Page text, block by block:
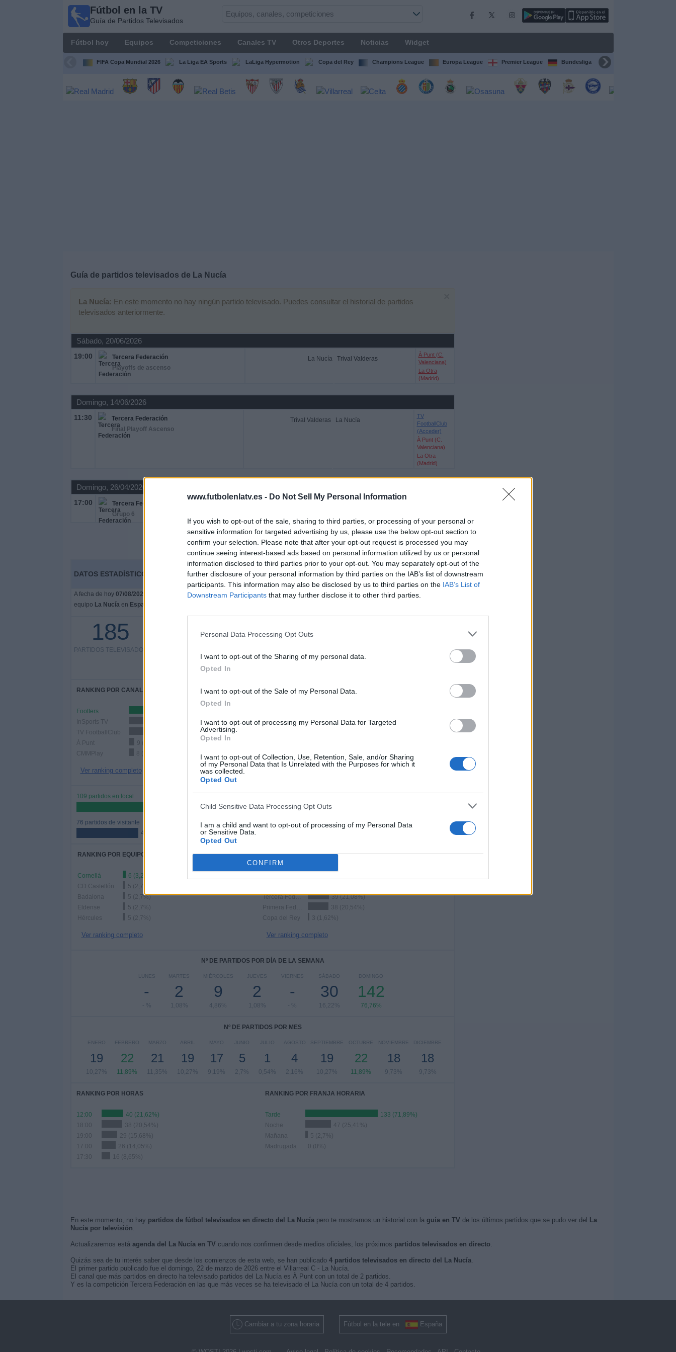
www.futbolenlatv.es - Do Not Sell My Personal Information
If you wish to opt-out of the sale, sharing to third parties, or processing of your personal or
sensitive information for targeted advertising by us, please use the below opt-out section to
confirm your selection. Please note that after your opt-out request is processed you may
continue seeing interest-based ads based on personal information utilized by us or personal
information disclosed to third parties prior to your opt-out. You may separately opt-out of the
further disclosure of your personal information by third parties on the IAB’s list of downstream
participants. This information may also be disclosed by us to third parties on the IAB’s List of
Downstream Participants that may further disclose it to other third parties.
Personal Data Processing Opt Outs
I want to opt-out of the Sharing of my personal data.
Opted In
I want to opt-out of the Sale of my Personal Data.
Opted In
I want to opt-out of processing my Personal Data for Targeted
Advertising.
Opted In
I want to opt-out of Collection, Use, Retention, Sale, and/or Sharing
of my Personal Data that Is Unrelated with the Purposes for which it
was collected.
Opted Out
Child Sensitive Data Processing Opt Outs
I am a child and want to opt-out of processing of my Personal Data
or Sensitive Data.
Opted Out
CONFIRM
Fútbol en la TV
Guía de Partidos Televisados
Fútbol hoy Equipos Competiciones Canales TV Otros Deportes Noticias Widget
FIFA Copa Mundial 2026 La Liga EA Sports LaLiga Hypermotion Copa del Rey Champions League Europa League Premier League Bundesliga Supercopa de España
Guía de partidos televisados de La Nucía
La Nucía: En este momento no hay ningún partido televisado. Puedes consultar el historial de partidos
televisados anteriormente.
Sábado, 20/06/2026
19:00
Tercera Federación
Playoffs de ascenso
La Nucía Trival Valderas
À Punt (C.
Valenciana)
La Otra
(Madrid)
Domingo, 14/06/2026
11:30
Tercera Federación
Final Playoff Ascenso
Trival Valderas La Nucía
TV
FootballClub
(Acceder)
À Punt (C.
Valenciana)
La Otra
(Madrid)
Domingo, 26/04/2026
17:00
Tercera Federación
Grupo 6
Más días
DATOS ESTADÍSTICOS DEL EQUIPO LA NUCÍA EN TELEVISIÓN EN ESPAÑA
A fecha de hoy 07/08/2026 y desde que esta web recoge los datos estadísticos de cuándo y dónde se televisan los partidos de
equipo La Nucíaen España
185
PARTIDOS TELEVISADOS
76,76%
La Nucía - Trival Valderas
RANKING POR CANALES
Footters
InSports TV
TV FootballClub
À Punt
9 (4,86%)
CMMPlay
8 (4,32%)
Ver ranking completo
47
0
109 partidos en local
76 partidos de visitante
41,08%
COMPETICIONES
RANKING POR EQUIPOS
Cornellá
6 (3,24%)
CD Castellón
5 (2,7%)
Badalona
5 (2,7%)
Eldense
5 (2,7%)
Hércules
5 (2,7%)
Ver ranking completo
RANKING POR COMPETICIONES
Tercera Federación
39 (21,08%)
38 (20,54%)
Copa del Rey
3 (1,62%)
Ver ranking completo
Nº DE PARTIDOS POR DÍA DE LA SEMANA
LUNES
-
- %
MARTES
2
1,08%
MIÉRCOLES
9
4,86%
JUEVES
2
1,08%
VIERNES
-
- %
SÁBADO
30
16,22%
DOMINGO
142
76,76%
Nº DE PARTIDOS POR MES
ENERO
19
10,27%
FEBRERO
22
11,89%
MARZO
21
11,35%
ABRIL
19
10,27%
MAYO
17
9,19%
JUNIO
5
2,7%
JULIO
1
0,54%
AGOSTO
4
2,16%
SEPTIEMBRE
19
10,27%
OCTUBRE
22
11,89%
NOVIEMBRE
18
9,73%
DICIEMBRE
18
9,73%
RANKING POR HORAS
12:00
40 (21,62%)
18:00
38 (20,54%)
19:00
29 (15,68%)
17:00
26 (14,05%)
17:30
16 (8,65%)
RANKING POR FRANJA HORARIA
Tarde
133 (71,89%)
Noche
47 (25,41%)
Mañana
5 (2,7%)
Madrugada
0 (0%)
En este momento, no hay partidos de fútbol televisados en directo del La Nucíapero te mostramos un historial con la guía en TV de los últimos partidos que se pudo ver del
La
Nucía por televisión.
Actualizaremos está agenda del La Nucía en TV cuando nos confirmen desde medios oficiales, los próximos partidos televisados en directo.
Quizás sea de tu interés saber que desde los comienzos de esta web, se han publicado 4 partidos televisados en directo del La Nucía.
El primer partido publicado fue el domingo, 22 de marzo de 2026 entre el Villarreal C - La Nucía.
El canal que más partidos en directo ha televisado partidos del La Nucía es À Punt con un total de 2 partidos.
Y es la competición Tercera Federación en las que más veces se ha televisado el La Nucía con un total de 4 partidos.
Cambiar a tu zona horaria Fútbol en la tele en España